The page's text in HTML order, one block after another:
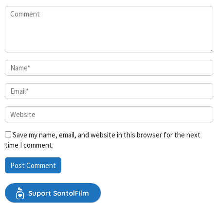
Save my name, email, and website in this browser for the next
time I comment.
Suport SontolFilm